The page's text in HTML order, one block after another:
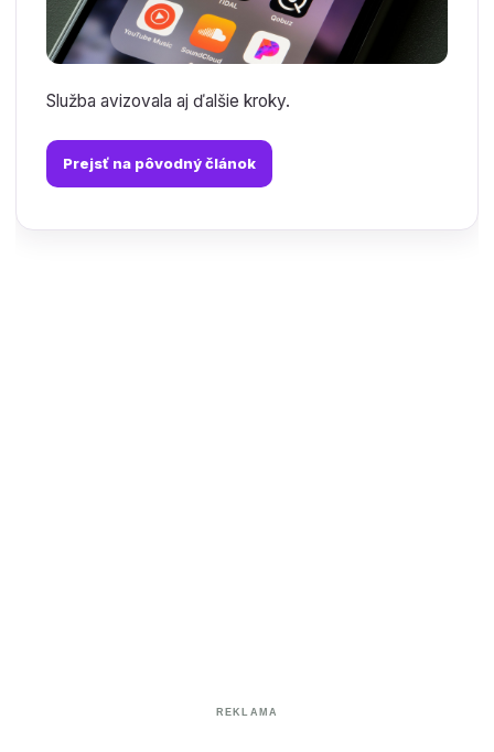
Služba avizovala aj ďalšie kroky.
Prejsť na pôvodný článok
REKLAMA